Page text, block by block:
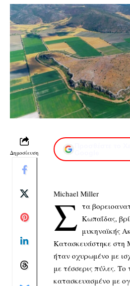
Δημοσίευση
Michael Miller
Σ τα
Κωπαΐδας,
μυκηναϊκής
Κατασκευάστηκε στη
ήταν οχυρωμένο με
με τέσσερις πύλες. Το
κατασκευασμένο με